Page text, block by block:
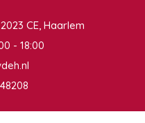
CE, Haarlem
- 18:00